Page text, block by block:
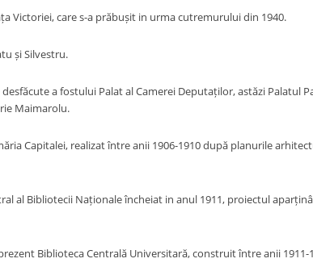
care s-a prăbușit in urma cutremurului din 1940.
și Silvestru.
a fostului Palat al Camerei Deputaților, astăzi Palatul
Maimarolu.
Capitalei, realizat între anii 1906-1910 după planurile
al Bibliotecii Naționale încheiat in anul 1911, proiectul
Biblioteca Centrală Universitară, construit între anii 1911-